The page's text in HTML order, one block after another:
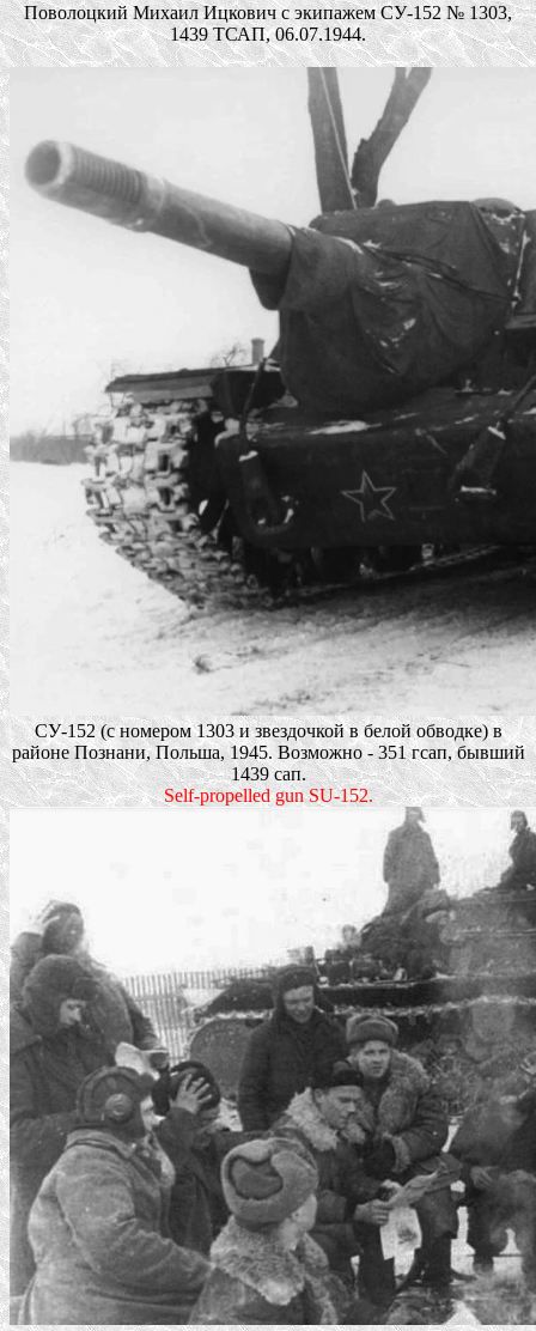
Поволоцкий Михаил Ицкович с экипажем СУ-152 № 1303,
1439 ТСАП, 06.07.1944.
СУ-152 (с номером 1303 и звездочкой в белой обводке) в
районе Познани, Польша, 1945. Возможно - 351 гсап, бывший
1439 сап.
Self-propelled gun SU-152.